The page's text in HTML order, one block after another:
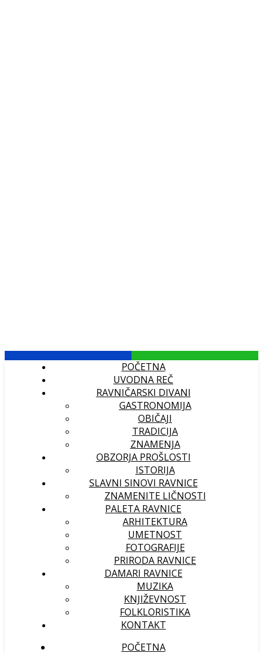
POČETNA
UVODNA REČ
RAVNIČARSKI DIVANI
GASTRONOMIJA
OBIČAJI
TRADICIJA
ZNAMENJA
OBZORJA PROŠLOSTI
ISTORIJA
SLAVNI SINOVI RAVNICE
ZNAMENITE LIČNOSTI
PALETA RAVNICE
ARHITEKTURA
UMETNOST
FOTOGRAFIJE
PRIRODA RAVNICE
DAMARI RAVNICE
MUZIKA
KNJIŽEVNOST
FOLKLORISTIKA
KONTAKT
POČETNA